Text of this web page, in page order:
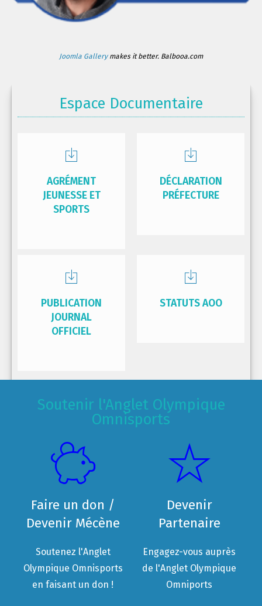
Joomla Gallerymakes it better. Balbooa.com
Espace Documentaire
AGRÉMENT
JEUNESSE ET
SPORTS
DÉCLARATION
PRÉFECTURE
PUBLICATION
JOURNAL
OFFICIEL
STATUTS AOO
Soutenir l'Anglet Olympique
Omnisports
Faire un don /
Devenir Mécène
Soutenez l'Anglet
Olympique Omnisports
en faisant un don !
Devenir
Partenaire
Engagez-vous auprès
de l'Anglet Olympique
Omniports